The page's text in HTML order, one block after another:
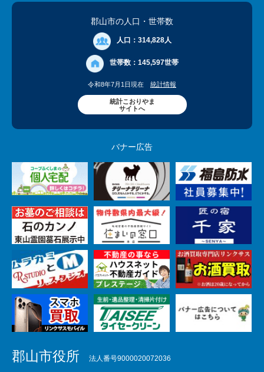
郡山市の人口 ・世帯数
人口： 314,828人
世帯数： 145,597世帯
令和8年7月1日現在 統計情報
統計こおりやま
サイトへ
バナー広告
郡山市役所 法人番号9000020072036